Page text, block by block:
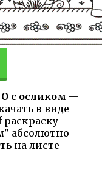
с осликом —
в виде
абсолютно
на листе